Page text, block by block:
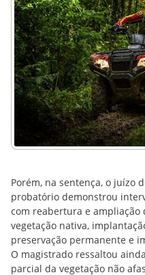
Porém, na sentença, o juízo
probatório demonstrou
com reabertura e ampliação
vegetação nativa,
preservação permanente e
O magistrado ressaltou
parcial da vegetação não